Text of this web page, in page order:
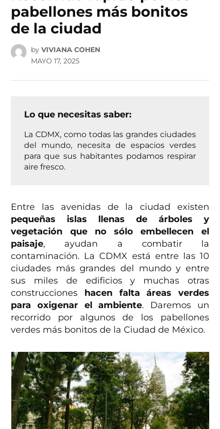
pabellones más bonitos
de la ciudad
by VIVIANA COHEN
MAYO 17, 2025
Lo que necesitas saber:
La CDMX, como todas las grandes ciudades
del mundo, necesita de espacios verdes
para que sus habitantes podamos respirar
aire fresco.
Entre las avenidas de la ciudad existen
pequeñas islas llenas de árboles y
vegetación que no sólo embellecen el
paisaje, ayudan a combatir la
contaminación. La CDMX está entre las 10
ciudades más grandes del mundo y entre
sus miles de edificios y muchas otras
construcciones hacen falta áreas verdes
para oxigenar el ambiente. Daremos un
recorrido por algunos de los pabellones
verdes más bonitos de la Ciudad de México.